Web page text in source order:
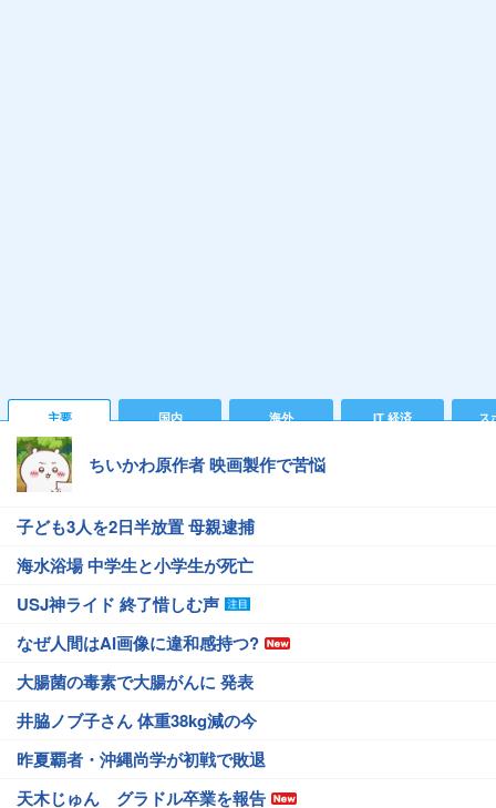
主要 国内 海外 IT 経済 ス
ちいかわ原作者 映画製作で苦悩
子ども3人を2日半放置 母親逮捕
海水浴場 中学生と小学生が死亡
USJ神ライド 終了惜しむ声
なぜ人間はAI画像に違和感持つ?
大腸菌の毒素で大腸がんに 発表
井脇ノブ子さん 体重38kg減の今
昨夏覇者・沖縄尚学が初戦で敗退
天木じゅん グラドル卒業を報告